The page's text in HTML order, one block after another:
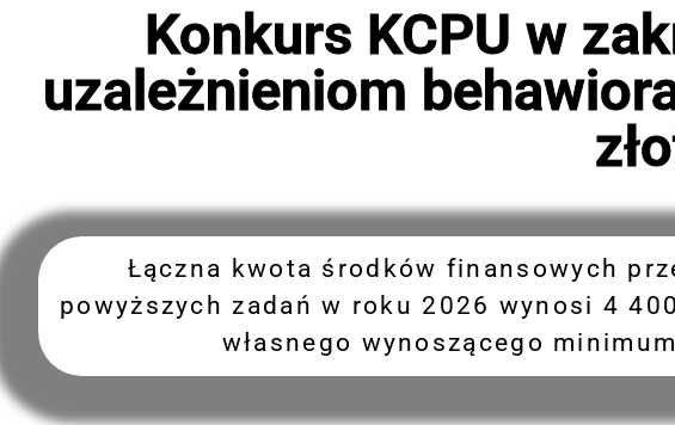
Konkurs KCPU w
uzależnieniom
Łączna kwota środków finansowych
powyższych zadań w roku 2026 wynosi 4
własnego wynoszącego